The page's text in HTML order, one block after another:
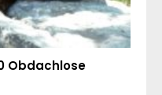
Obdachlose